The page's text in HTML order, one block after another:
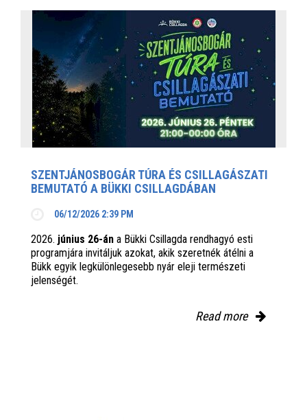
SZENTJÁNOSBOGÁR TÚRA ÉS CSILLAGÁSZATI
BEMUTATÓ A BÜKKI CSILLAGDÁBAN
06/12/2026 2:39 PM
2026. június 26-án a Bükki Csillagda rendhagyó esti
programjára invitáljuk azokat, akik szeretnék átélni a
Bükk egyik legkülönlegesebb nyár eleji természeti
jelenségét.
Read more